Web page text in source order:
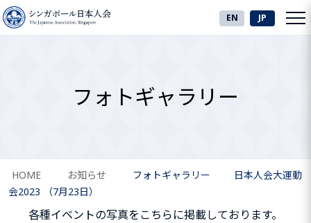
EN JP
フォトギャラリー
HOME お知らせ フォトギャラリー
日本人会大運動
会2023 （7月23日）
各種イベントの写真をこちらに掲載しております。